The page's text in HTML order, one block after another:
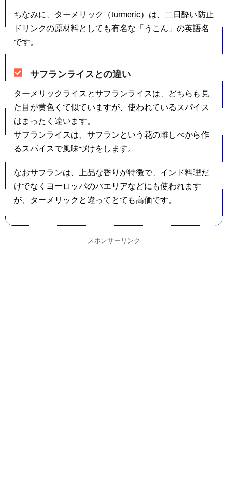
ちなみに、ターメリック（turmeric）は、二日酔い防止
ドリンクの原材料としても有名な「うこん」の英語名
です。
サフランライスとの違い
ターメリックライスとサフランライスは、どちらも見
た目が黄色くて似ていますが、使われているスパイス
はまったく違います。
サフランライスは、サフランという花の雌しべから作
るスパイスで風味づけをします。
なおサフランは、上品な香りが特徴で、インド料理だ
けでなくヨーロッパのパエリアなどにも使われます
が、ターメリックと違ってとても高価です。
スポンサーリンク